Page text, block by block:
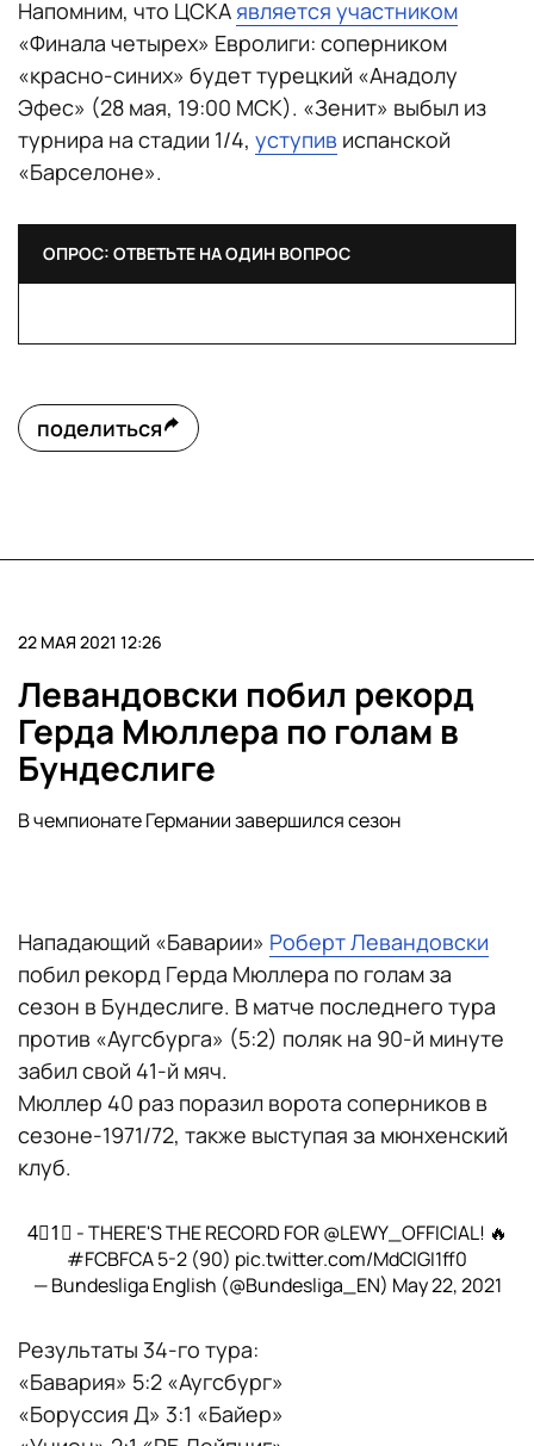
Напомним, что ЦСКА является участником
«Финала четырех» Евролиги: соперником
«красно-синих» будет турецкий «Анадолу
Эфес» (28 мая, 19:00 МСК). «Зенит» выбыл из
турнира на стадии 1/4, уступив испанской
«Барселоне».
ОПРОС: ОТВЕТЬТЕ НА ОДИН ВОПРОС
поделиться
22 МАЯ 2021 12:26
Левандовски побил рекорд
Герда Мюллера по голам в
Бундеслиге
В чемпионате Германии завершился сезон
Нападающий «Баварии» Роберт Левандовски
побил рекорд Герда Мюллера по голам за
сезон в Бундеслиге. В матче последнего тура
против «Аугсбурга» (5:2) поляк на 90-й минуте
забил свой 41-й мяч.
Мюллер 40 раз поразил ворота соперников в
сезоне-1971/72, также выступая за мюнхенский
клуб.
4⃣1⃣ - THERE'S THE RECORD FOR@LEWY_OFFICIAL! 🔥
#FCBFCA5-2 (90) pic.twitter.com/MdClGI1ff0
— Bundesliga English (@Bundesliga_EN) May 22, 2021
Результаты 34-го тура:
«Бавария» 5:2 «Аугсбург»
«Боруссия Д» 3:1 «Байер»